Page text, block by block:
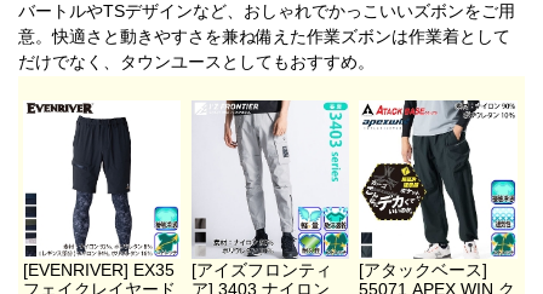
バートルやTSデザインなど、おしゃれでかっこいいズボンをご用
意。快適さと動きやすさを兼ね備えた作業ズボンは作業着として
だけでなく、タウンユースとしてもおすすめ。
[EVENRIVER] EX35
フェイクレイヤード
[アイズフロンティ
ア] 3403 ナイロン
[アタックベース]
55071 APEX WIN ク